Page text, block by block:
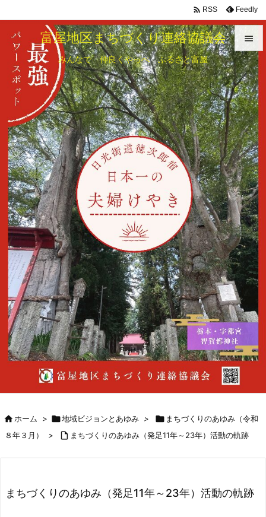
富屋地区まちづくり連絡協議会
みんなで 仲良くやっぺ ふるさと富屋


メニュ

サイド

前へ

次へ

検索
 RSS Feedly
ホーム > 地域ビジョンとあゆみ >  まちづくりのあゆみ（令和
８年３月）
>  まちづくりのあゆみ（発足11年～23年）活動の軌跡
まちづくりのあゆみ（発足11年～23年）活動の軌跡